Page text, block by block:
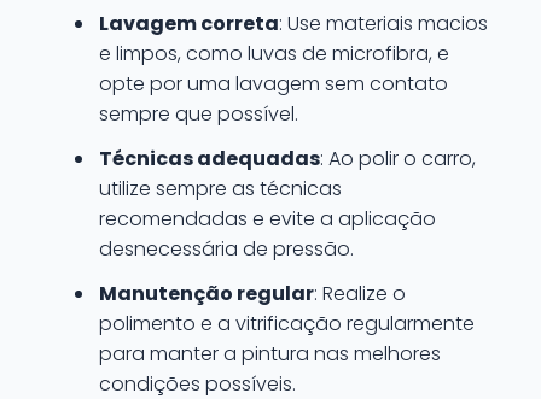
Lavagem correta: Use materiais macios
e limpos, como luvas de microfibra, e
opte por uma lavagem sem contato
sempre que possível.
Técnicas adequadas: Ao polir o carro,
utilize sempre as técnicas
recomendadas e evite a aplicação
desnecessária de pressão.
Manutenção regular: Realize o
polimento e a vitrificação regularmente
para manter a pintura nas melhores
condições possíveis.